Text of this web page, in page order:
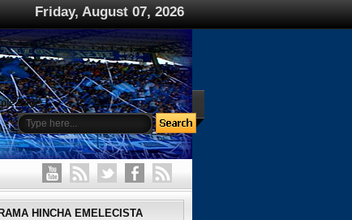
Friday, August 07, 2026
Page
HINCHA EMELECISTA